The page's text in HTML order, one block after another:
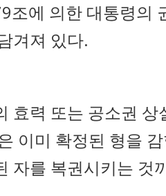
조에 의한 대통령의
겨져 있다.
효력 또는 공소권
이미 확정된 형을
자를 복권시키는 것